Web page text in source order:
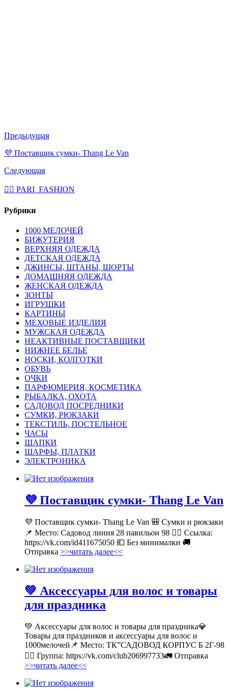
Предыдущая
💜 Поставщик сумки- Thang Le Van
Следующая
💁‍♂ PARI_FASHION
Рубрики
1000 МЕЛОЧЕЙ
БИЖУТЕРИЯ
ВЕРХНЯЯ ОДЕЖДА
ДЕТСКАЯ ОДЕЖДА
ДЖИНСЫ, ШТАНЫ, ШОРТЫ
ДОМАШНЯЯ ОДЕЖДА
ЖЕНСКАЯ ОДЕЖДА
ЗОНТЫ
ИГРУШКИ
КАРТИНЫ
МЕХОВЫЕ ИЗДЕЛИЯ
МУЖСКАЯ ОДЕЖДА
НЕАКТИВНЫЕ ПОСТАВЩИКИ
НИЖНЕЕ БЕЛЬЕ
НОСКИ, КОЛГОТКИ
ОБУВЬ
ОЧКИ
ПАРФЮМЕРИЯ, КОСМЕТИКА
РЫБАЛКА, ОХОТА
САДОВОД ПОСРЕДНИКИ
СУМКИ, РЮКЗАКИ
ТЕКСТИЛЬ, ПОСТЕЛЬНОЕ
ЧАСЫ
ШАПКИ
ШАРФЫ, ПЛАТКИ
ЭЛЕКТРОНИКА
💜 Поставщик сумки- Thang Le Van
💜 Поставщик сумки- Thang Le Van 🎒 Сумки и рюкзаки
📌 Место: Садовод линия 28 павильон 98 👉🏻 Ссылка:
https://vk.com/id411675050 💶 Без минималки 🚚
Отправка >>читать далее<<
💚 Аксессуары для волос и товары
для праздника
💚 Аксессуары для волос и товары для праздника💎
Товары для праздников и аксессуары для волос и
1000мелочей📌 Место: ТК”САДОВОД КОРПУС Б 2Г-98
👉🏻 Группа: https://vk.com/club206997733🚛 Отправка
>>читать далее<<